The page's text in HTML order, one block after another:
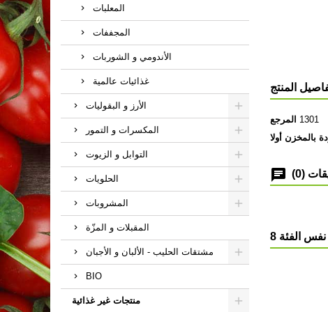
المعلبات
المجففات
الأندومي و الشوربات
غذائيات عالمية
الأرز و البقوليات
المكسرات و التمور
التوابل و الزيوت
الحلويات
المشروبات
المقبلات و المزّة
مشتقات الحليب - الألبان و الأجبان
BIO
منتجات غير غذائية
المنتج
المرجع 1301
بالمخزن أولا
(0)